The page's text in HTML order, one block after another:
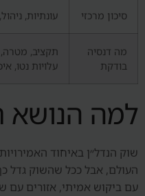
סיכון מרכזי עונתיות,
מה דנסיה
בודקת
תקציב, מטרה,
עלויות נטו,
למה הנושא
שוק הנדל״ן באיחוד
העולם, אבל ככל שהשוק גדל
עם ביקוש אמיתי, אזורים עם